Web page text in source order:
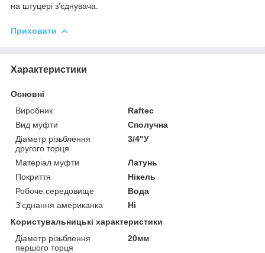
на штуцері з'єднувача.
Приховати
Характеристики
Основні
Виробник
Raftec
Вид муфти
Сполучна
Діаметр різьблення
другого торця
3/4"У
Матеріал муфти
Латунь
Покриття
Нікель
Робоче середовище
Вода
З'єднання американка
Ні
Користувальницькі характеристики
Діаметр різьблення
першого торця
20мм